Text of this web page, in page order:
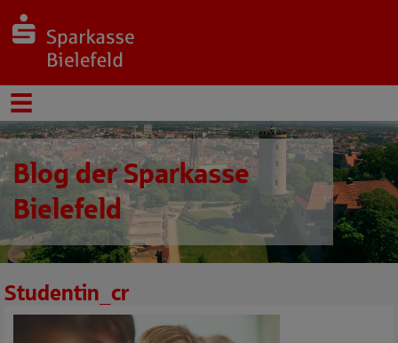
Blog der Sparkasse
Bielefeld
Studentin_cr